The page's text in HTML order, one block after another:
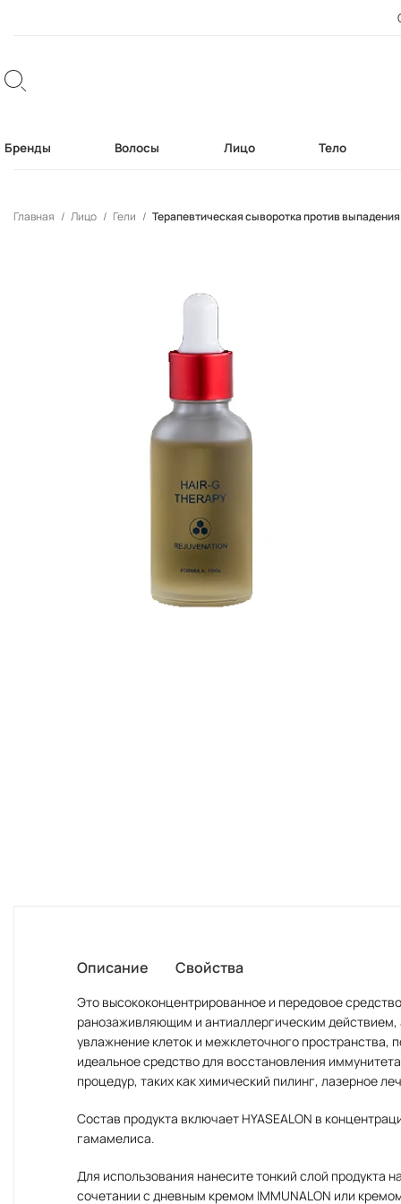
Бренды Волосы Лицо Тело
Главная Лицо Гели Терапевтическая сыворотка против
Описание Свойства
Это высококонцентрированное и передовое
ранозаживляющим и антиаллергическим
увлажнение клеток и межклеточного пространства,
идеальное средство для восстановления
процедур, таких как химический пилинг, лазерное
Состав продукта включает HYASEALON в
гамамелиса.
Для использования нанесите тонкий слой продукта
сочетании с дневным кремом IMMUNALON или